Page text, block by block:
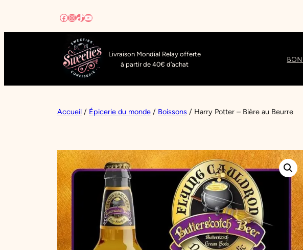
Facebook
Instagram
TikTok
YouTube
Livraison Mondial Relay offerte
à partir de 40€ d’achat
Accueil / Épicerie du monde / Boissons / Harry Potter – Bière au Beurre